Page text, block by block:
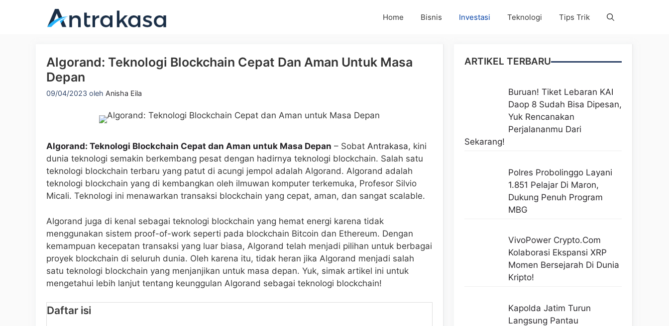
Home Bisnis Investasi Teknologi Tips Trik
Algorand: Teknologi Blockchain Cepat Dan Aman Untuk Masa
Depan
09/04/2023 oleh Anisha Eila
Algorand: Teknologi Blockchain Cepat dan Aman untuk Masa Depan – Sobat Antrakasa, kini
dunia teknologi semakin berkembang pesat dengan hadirnya teknologi blockchain. Salah satu
teknologi blockchain terbaru yang patut di acungi jempol adalah Algorand. Algorand adalah
teknologi blockchain yang di kembangkan oleh ilmuwan komputer terkemuka, Profesor Silvio
Micali. Teknologi ini menawarkan transaksi blockchain yang cepat, aman, dan sangat scalable.
Algorand juga di kenal sebagai teknologi blockchain yang hemat energi karena tidak
menggunakan sistem proof-of-work seperti pada blockchain Bitcoin dan Ethereum. Dengan
kemampuan kecepatan transaksi yang luar biasa, Algorand telah menjadi pilihan untuk berbagai
proyek blockchain di seluruh dunia. Oleh karena itu, tidak heran jika Algorand menjadi salah
satu teknologi blockchain yang menjanjikan untuk masa depan. Yuk, simak artikel ini untuk
mengetahui lebih lanjut tentang keunggulan Algorand sebagai teknologi blockchain!
Daftar isi
ARTIKEL TERBARU
Buruan! Tiket Lebaran KAI
Daop 8 Sudah Bisa Dipesan,
Yuk Rencanakan
Perjalananmu Dari
Sekarang!
Polres Probolinggo Layani
1.851 Pelajar Di Maron,
Dukung Penuh Program
MBG
VivoPower Crypto.com
Kolaborasi Ekspansi XRP
Momen Bersejarah Di Dunia
Kripto!
Kapolda Jatim Turun
Langsung Pantau